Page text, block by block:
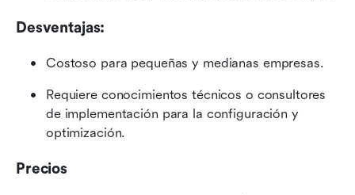
Desventajas:
Costoso para pequeñas y medianas empresas.
Requiere conocimientos técnicos o consultores
de implementación para la configuración y
optimización.
Precios